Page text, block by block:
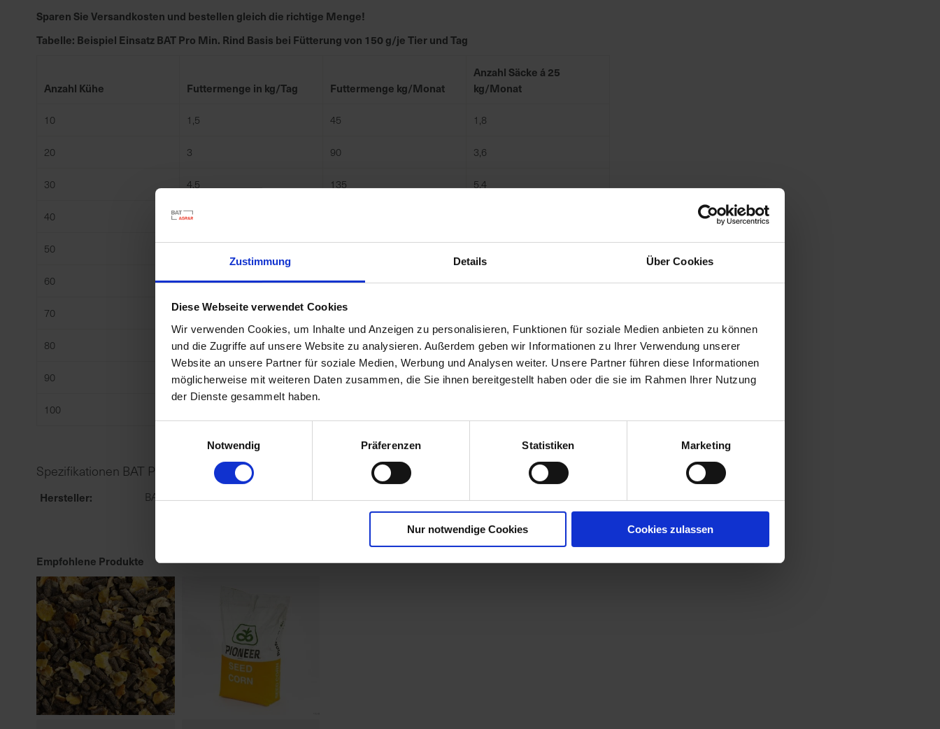
Zustimmung Details Über Cookies
Diese Webseite verwendet Cookies
Wir verwenden Cookies, um Inhalte und Anzeigen zu personalisieren, Funktionen für soziale Medien anbieten zu können
und die Zugriffe auf unsere Website zu analysieren. Außerdem geben wir Informationen zu Ihrer Verwendung unserer
Website an unsere Partner für soziale Medien, Werbung und Analysen weiter. Unsere Partner führen diese Informationen
möglicherweise mit weiteren Daten zusammen, die Sie ihnen bereitgestellt haben oder die sie im Rahmen Ihrer Nutzung
der Dienste gesammelt haben.
Notwendig
Präferenzen Statistiken Marketing
Nur notwendige Cookies Cookies zulassen
Sparen Sie Versandkosten und bestellen gleich die richtige Menge!
Tabelle: Beispiel Einsatz BAT Pro Min. Rind Basis bei Fütterung von 150 g/je Tier und Tag
Anzahl Kühe Futtermenge in kg/Tag Futtermenge kg/Monat
Anzahl Säcke á 25
kg/Monat
10 1,5 45 1,8
20 3 90 3,6
30 4,5 135 5,4
40 6
50
60 9 270 10,8
70 10,5 315
80 12 360 14,4
90 13,5 405 16,2
100
Spezifikationen BAT Pro Min.R 7299 gran / 25kg
Hersteller BAT Agrar GmbH & Co.KG
Empfohlene Produkte